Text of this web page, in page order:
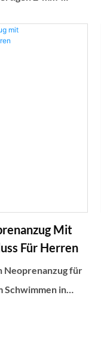
langlebige
Mit
Für Herren
Neoprenanzug für
Schwimmen in